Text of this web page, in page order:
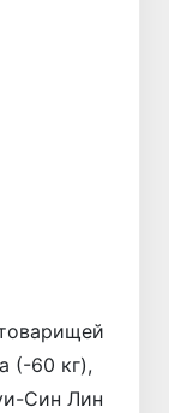
(-60 кг),
Син Лин